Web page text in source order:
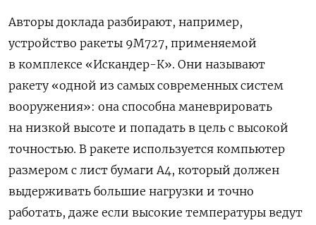
Авторы доклада разбирают, например,
устройство ракеты 9M727, применяемой
в комплексе «Искандер-К». Они называют
ракету «одной из самых современных систем
вооружения»: она способна маневрировать
на низкой высоте и попадать в цель с высокой
точностью. В ракете используется компьютер
размером с лист бумаги А4, который должен
выдерживать большие нагрузки и точно
работать, даже если высокие температуры ведут